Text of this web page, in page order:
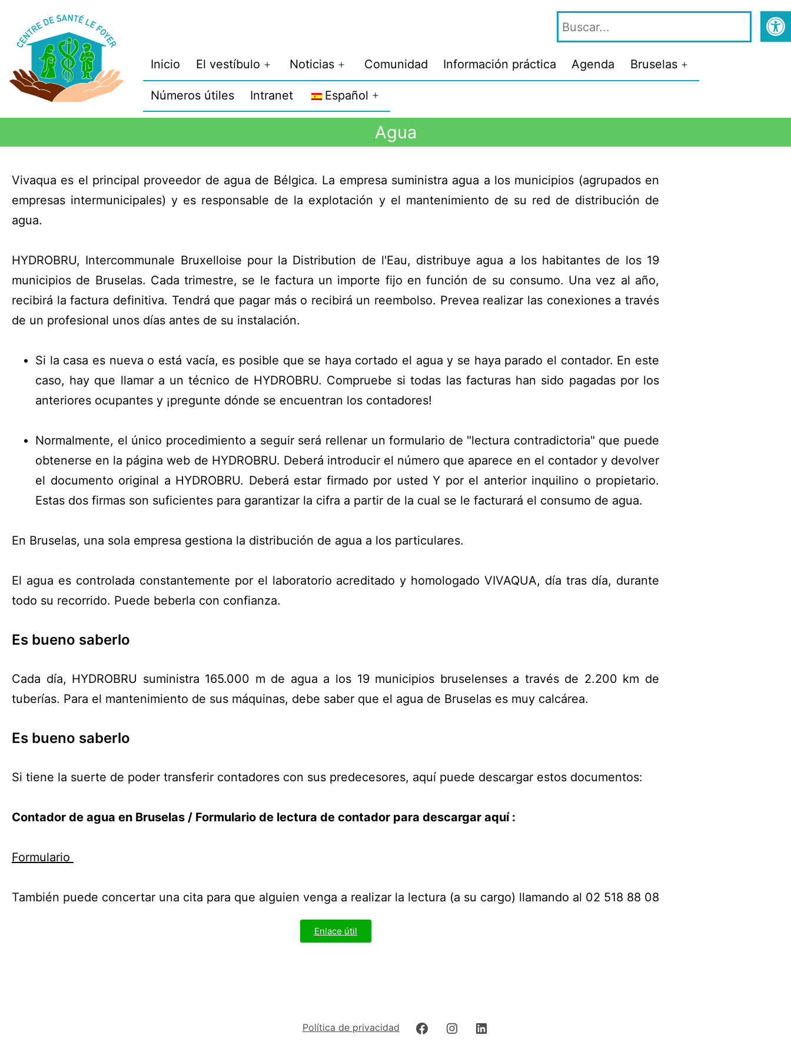
Abrir
Inicio El vestíbulo Noticias Comunidad Información práctica Agenda Bruselas
Números útiles Intranet Español
Agua
Vivaqua es el principal proveedor de agua de Bélgica. La empresa suministra agua a los municipios (agrupados en
empresas intermunicipales) y es responsable de la explotación y el mantenimiento de su red de distribución de
agua.
HYDROBRU, Intercommunale Bruxelloise pour la Distribution de l'Eau, distribuye agua a los habitantes de los 19
municipios de Bruselas. Cada trimestre, se le factura un importe fijo en función de su consumo. Una vez al año,
recibirá la factura definitiva. Tendrá que pagar más o recibirá un reembolso. Prevea realizar las conexiones a través
de un profesional unos días antes de su instalación.
Si la casa es nueva o está vacía, es posible que se haya cortado el agua y se haya parado el contador. En este
caso, hay que llamar a un técnico de HYDROBRU. Compruebe si todas las facturas han sido pagadas por los
anteriores ocupantes y ¡pregunte dónde se encuentran los contadores!
Normalmente, el único procedimiento a seguir será rellenar un formulario de "lectura contradictoria" que puede
obtenerse en la página web de HYDROBRU. Deberá introducir el número que aparece en el contador y devolver
el documento original a HYDROBRU. Deberá estar firmado por usted Y por el anterior inquilino o propietario.
Estas dos firmas son suficientes para garantizar la cifra a partir de la cual se le facturará el consumo de agua.
En Bruselas, una sola empresa gestiona la distribución de agua a los particulares.
El agua es controlada constantemente por el laboratorio acreditado y homologado VIVAQUA, día tras día, durante
todo su recorrido. Puede beberla con confianza.
Es bueno saberlo
Cada día, HYDROBRU suministra 165.000 m de agua a los 19 municipios bruselenses a través de 2.200 km de
tuberías. Para el mantenimiento de sus máquinas, debe saber que el agua de Bruselas es muy calcárea.
Es bueno saberlo
Si tiene la suerte de poder transferir contadores con sus predecesores, aquí puede descargar estos documentos:
Contador de agua en Bruselas / Formulario de lectura de contador para descargar aquí :
Formulario
También puede concertar una cita para que alguien venga a realizar la lectura (a su cargo) llamando al 02 518 88 08
Enlace útil
Política de privacidad